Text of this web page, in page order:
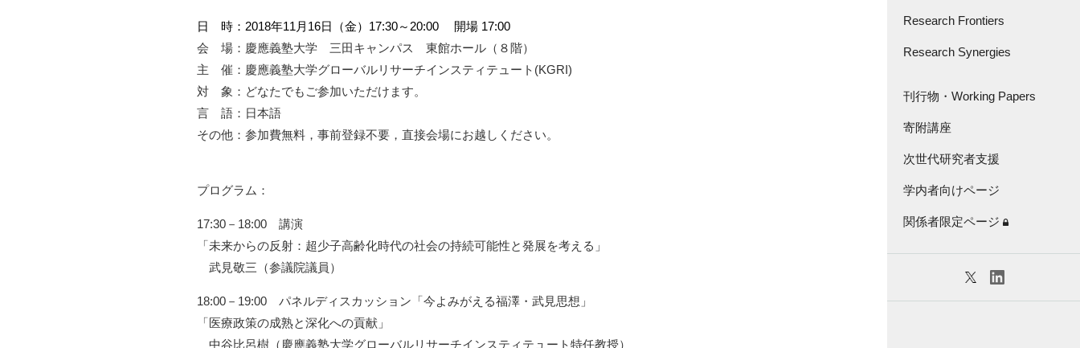
研究支援事業
Great Thinker Series
Research Frontiers
論文紹介
Research Synergies
刊行物・Working Papers
刊行物
Working Papers
寄附講座
次世代研究者支援
KGRI独自の研究補助金
特任教員紹介
学内者向けページ
関係者限定ページ
日 時：2018年11月16日（金）17:30～20:00 開場 17:00
会 場：慶應義塾大学 三田キャンパス 東館ホール（８階）
主 催：慶應義塾大学グローバルリサーチインスティテュート(KGRI)
対 象：どなたでもご参加いただけます。
言 語：日本語
その他：参加費無料，事前登録不要，直接会場にお越しください。
プログラム：
17:30－18:00 講演
「未来からの反射：超少子高齢化時代の社会の持続可能性と発展を考える」
武見敬三（参議院議員）
18:00－19:00 パネルディスカッション「今よみがえる福澤・武見思想」
「医療政策の成熟と深化への貢献」
中谷比呂樹（慶應義塾大学グローバルリサーチインスティテュート特任教授）